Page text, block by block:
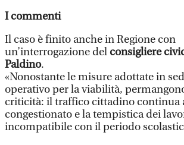
I commenti
Il caso è finito anche in Regione con
un’interrogazione del consigliere
Paldino.
«Nonostante le misure adottate in
operativo per la viabilità,
criticità: il traffico cittadino continua
congestionato e la tempistica dei
incompatibile con il periodo